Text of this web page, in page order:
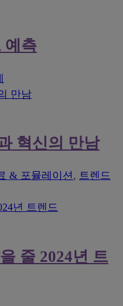
예측
혁신의 만남
& 포뮬레이션 , 트렌드
줄 2024년 트